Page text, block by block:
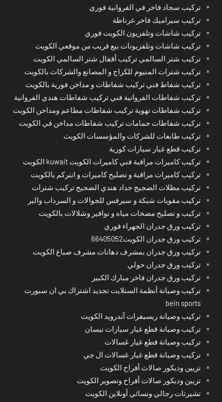
تركيب سجاد فاخر في الفروانية فوري
تركيب سيراميك فاخر غرناطة
تركيب شاشات وتلفزيون الكويت فوري
تركيب شاشات وتلفزيونات بيع قريب من موقعي الكويت
تركيب شتر السالمي تركيب أقفال شتر السالمي الكويت
تركيب شترات المنيوم للكراج و المصانع والشركات بالكويت
تركيب شفاط فني تركيب شفاطات و مداخن فورية بالكويت
تركيب شفاطات الفروانية فني تركيب شفاطات هندي الفروانية
تركيب شفاطات تهوية تركيب شفاطات مطاعم ومداخن الكويت
تركيب شفاطات حمامات تركيب شفاطات مداخن في الكويت
تركيب طابعات للشركات والمؤسسات الكويت
تركيب قطع غيار سيارات كورية
تركيب كاميرات مراقبة فني كاميرات الكويت kuwait الكويت
تركيب كاميرات مراقبة و تصليح كاميرات و انتركم بالكويت
تركيب مظلات الضجيج حداد هندي الضجيج تركيب شترات
تركيب مقويات شبكة و سيرفس للجوالات و السرداب والبر
تركيب و تصليح مضخات مياه و نوافير وشلالات بالكويت
تركيب ورق جدران الجهراء فوري
تركيب ورق جدران الكويت66405052
تركيب ورق جدران بمشرف دهانات مشرف صباغ الكويت
تركيب ورق جدران حولي
تركيب ورق جدران فاخر مبارك الكبير
تركيب وصيانة أنظمة الستلايت تجديد اشتراك بي ان سبورت
bein sports
تركيب وصيانة ريسيفرات آندرويد الكويت
تركيب وصيانة قطع غيار سيارات نيسان
تركيب وصيانة قطع غيار غسالات
تركيب وصيانة قطع غيار غسالات ال جي
تزيين وديكور صالات أفراح الكويت
تزيين وديكور صالات أفراح وتصوير الكويت
تشيرتات رجالي ونسائي أونلاين الكويت